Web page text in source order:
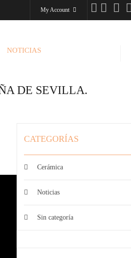
My Account
NOTICIAS
DE SEVILLA.
CATEGORÍAS
Cerámica
Noticias
Sin categoría